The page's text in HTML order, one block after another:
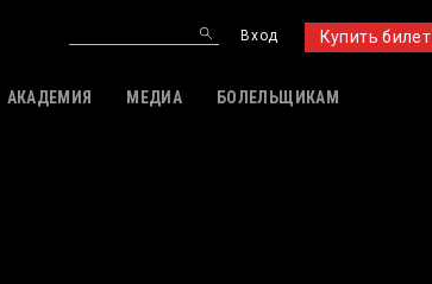
Купить билет
Вход
АКАДЕМИЯ МЕДИА БОЛЕЛЬЩИКАМ